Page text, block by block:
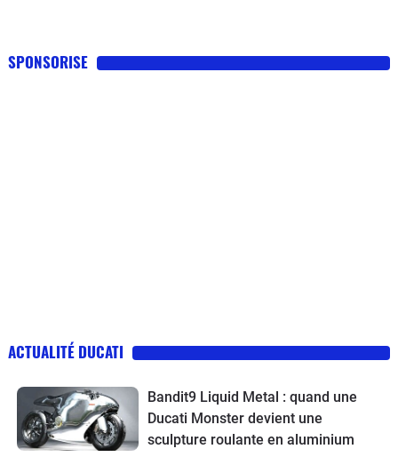
SPONSORISE
ACTUALITÉ DUCATI
Bandit9 Liquid Metal : quand une
Ducati Monster devient une
sculpture roulante en aluminium